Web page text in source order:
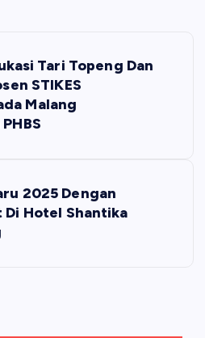
Tari Topeng Dan
STIKES
Malang
2025 Dengan
Hotel Shantika